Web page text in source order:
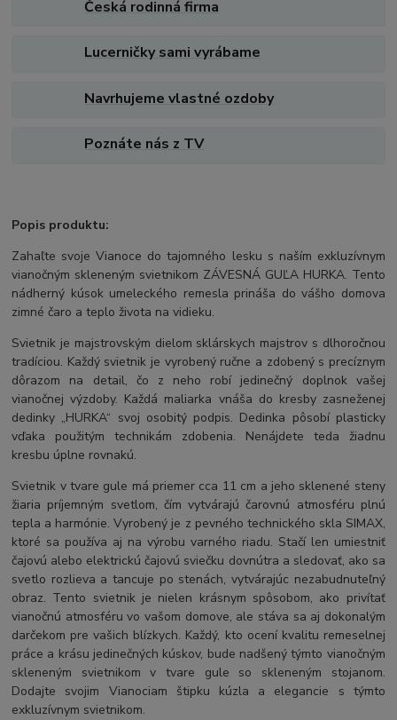
Česká rodinná firma
Lucerničky sami vyrábame
Navrhujeme vlastné ozdoby
Poznáte nás z TV
Popis produktu:
Zahaľte svoje Vianoce do tajomného lesku s naším exkluzívnym
vianočným skleneným svietnikom ZÁVESNÁ GUĽA HURKA. Tento
nádherný kúsok umeleckého remesla prináša do vášho domova
zimné čaro a teplo života na vidieku.
Svietnik je majstrovským dielom sklárskych majstrov s dlhoročnou
tradíciou. Každý svietnik je vyrobený ručne a zdobený s precíznym
dôrazom na detail, čo z neho robí jedinečný doplnok vašej
vianočnej výzdoby. Každá maliarka vnáša do kresby zasneženej
dedinky „HURKA“ svoj osobitý podpis. Dedinka pôsobí plasticky
vďaka použitým technikám zdobenia. Nenájdete teda žiadnu
kresbu úplne rovnakú.
Svietnik v tvare gule má priemer cca 11 cm a jeho sklenené steny
žiaria príjemným svetlom, čím vytvárajú čarovnú atmosféru plnú
tepla a harmónie. Vyrobený je z pevného technického skla SIMAX,
ktoré sa používa aj na výrobu varného riadu. Stačí len umiestniť
čajovú alebo elektrickú čajovú sviečku dovnútra a sledovať, ako sa
svetlo rozlieva a tancuje po stenách, vytvárajúc nezabudnuteľný
obraz. Tento svietnik je nielen krásnym spôsobom, ako privítať
vianočnú atmosféru vo vašom domove, ale stáva sa aj dokonalým
darčekom pre vašich blízkych. Každý, kto ocení kvalitu remeselnej
práce a krásu jedinečných kúskov, bude nadšený týmto vianočným
skleneným svietnikom v tvare gule so skleneným stojanom.
Dodajte svojim Vianociam štipku kúzla a elegancie s týmto
exkluzívnym svietnikom.